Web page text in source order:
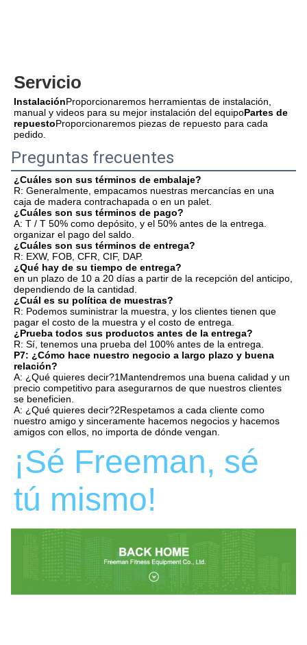
Servicio
InstalaciónProporcionaremos herramientas de instalación,
manual y videos para su mejor instalación del equipoPartes de
repuestoProporcionaremos piezas de repuesto para cada
pedido.
Preguntas frecuentes
¿Cuáles son sus términos de embalaje?
R: Generalmente, empacamos nuestras mercancías en una
caja de madera contrachapada o en un palet.
¿Cuáles son sus términos de pago?
A: T / T 50% como depósito, y el 50% antes de la entrega.
organizar el pago del saldo.
¿Cuáles son sus términos de entrega?
R: EXW, FOB, CFR, CIF, DAP.
¿Qué hay de su tiempo de entrega?
en un plazo de 10 a 20 días a partir de la recepción del anticipo,
dependiendo de la cantidad.
¿Cuál es su política de muestras?
R: Podemos suministrar la muestra, y los clientes tienen que
pagar el costo de la muestra y el costo de entrega.
¿Prueba todos sus productos antes de la entrega?
R: Sí, tenemos una prueba del 100% antes de la entrega.
P7: ¿Cómo hace nuestro negocio a largo plazo y buena
relación?
A: ¿Qué quieres decir?1Mantendremos una buena calidad y un
precio competitivo para asegurarnos de que nuestros clientes
se beneficien.
A: ¿Qué quieres decir?2Respetamos a cada cliente como
nuestro amigo y sinceramente hacemos negocios y hacemos
amigos con ellos, no importa de dónde vengan.
¡Sé Freeman, sé
tú mismo!